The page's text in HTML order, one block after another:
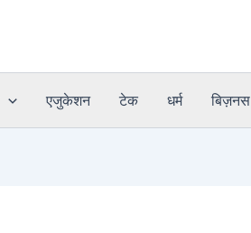
एजुकेशन टेक धर्म बिज़नस